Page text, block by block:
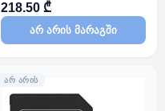
218.50 ₾
არ არის მარაგში
ᲐᲠ ᲐᲠᲘᲡ